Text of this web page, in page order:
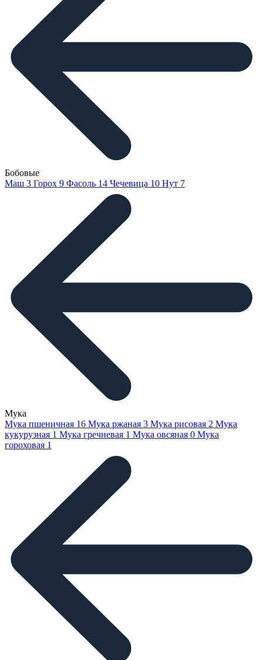
Бобовые
Маш 3 Горох 9 Фасоль 14 Чечевица 10 Нут 7
Мука
Мука пшеничная 16 Мука ржаная 3 Мука рисовая 2 Мука
кукурузная 1 Мука гречневая 1 Мука овсяная 0 Мука
гороховая 1